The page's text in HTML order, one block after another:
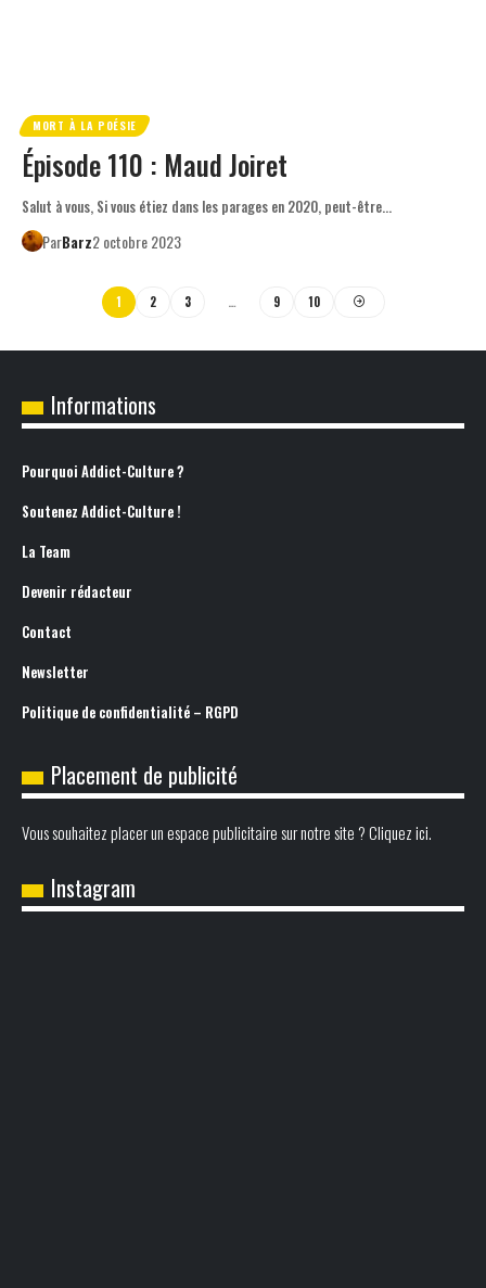
MORT À LA POÉSIE
Épisode 110 : Maud Joiret
Salut à vous, Si vous étiez dans les parages en 2020, peut-être…
ParBarz2 octobre 2023
1 2 3 … 9 10
Informations
Pourquoi Addict-Culture ?
Soutenez Addict-Culture !
La Team
Devenir rédacteur
Contact
Newsletter
Politique de confidentialité – RGPD
Placement de publicité
Vous souhaitez placer un espace publicitaire sur notre site ? Cliquez ici.
Instagram